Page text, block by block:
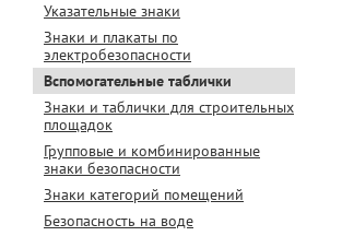
Указательные знаки
Знаки и плакаты по
электробезопасности
Вспомогательные таблички
Знаки и таблички для строительных
площадок
Групповые и комбинированные
знаки безопасности
Знаки категорий помещений
Безопасность на воде